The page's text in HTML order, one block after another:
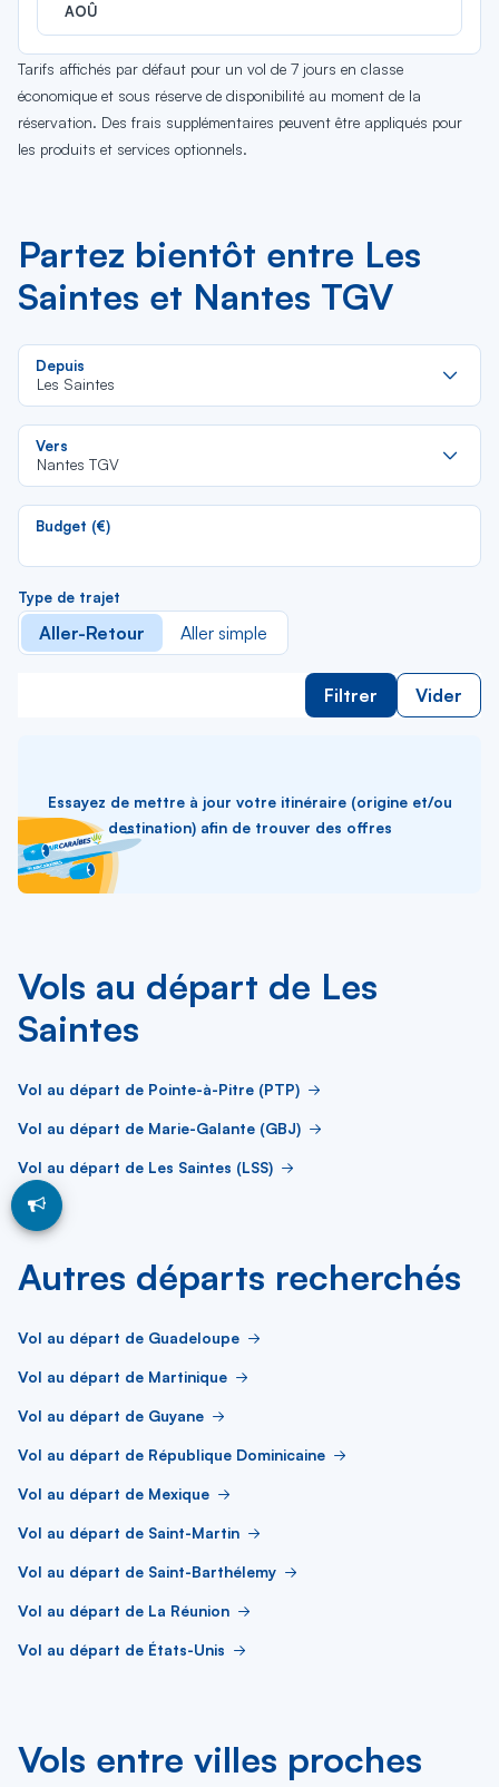
AOÛ
Tarifs affichés par défaut pour un vol de 7 jours en classe
économique et sous réserve de disponibilité au moment de la
réservation. Des frais supplémentaires peuvent être appliqués pour
les produits et services optionnels.
Partez bientôt entre Les
Saintes et Nantes TGV
Depuis
Les Saintes
Vers
Nantes TGV
Budget (€)
Type de trajet
Aller-Retour Aller simple
Filtrer Vider
Essayez de mettre à jour votre itinéraire (origine et/ou
destination) afin de trouver des offres
Vols au départ de Les
Saintes
Vol au départ de Pointe-à-Pitre (PTP)
Vol au départ de Marie-Galante (GBJ)
Vol au départ de Les Saintes (LSS)
Autres départs recherchés
Vol au départ de Guadeloupe
Vol au départ de Martinique
Vol au départ de Guyane
Vol au départ de République Dominicaine
Vol au départ de Mexique
Vol au départ de Saint-Martin
Vol au départ de Saint-Barthélemy
Vol au départ de La Réunion
Vol au départ de États-Unis
Vols entre villes proches